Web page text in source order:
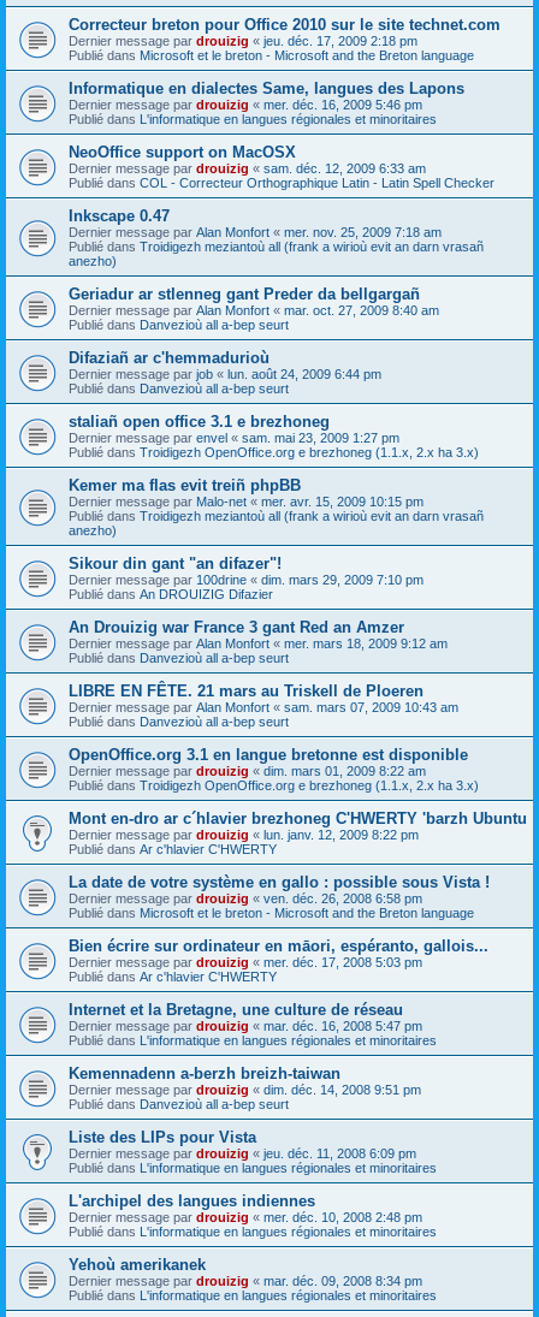
Correcteur breton pour Office 2010 sur le site technet.com
Dernier message par drouizig « jeu. déc. 17, 2009 2:18 pm
Publié dans Microsoft et le breton - Microsoft and the Breton language
Informatique en dialectes Same, langues des Lapons
Dernier message par drouizig « mer. déc. 16, 2009 5:46 pm
Publié dans L'informatique en langues régionales et minoritaires
NeoOffice support on MacOSX
Dernier message par drouizig « sam. déc. 12, 2009 6:33 am
Publié dans COL - Correcteur Orthographique Latin - Latin Spell Checker
Inkscape 0.47
Dernier message par Alan Monfort « mer. nov. 25, 2009 7:18 am
Publié dans Troidigezh meziantoù all (frank a wirioù evit an darn vrasañ
anezho)
Geriadur ar stlenneg gant Preder da bellgargañ
Dernier message par Alan Monfort « mar. oct. 27, 2009 8:40 am
Publié dans Danvezioù all a-bep seurt
Difaziañ ar c'hemmadurioù
Dernier message par job « lun. août 24, 2009 6:44 pm
Publié dans Danvezioù all a-bep seurt
staliañ open office 3.1 e brezhoneg
Dernier message par envel « sam. mai 23, 2009 1:27 pm
Publié dans Troidigezh OpenOffice.org e brezhoneg (1.1.x, 2.x ha 3.x)
Kemer ma flas evit treiñ phpBB
Dernier message par Malo-net « mer. avr. 15, 2009 10:15 pm
Publié dans Troidigezh meziantoù all (frank a wirioù evit an darn vrasañ
anezho)
Sikour din gant "an difazer"!
Dernier message par 100drine « dim. mars 29, 2009 7:10 pm
Publié dans An DROUIZIG Difazier
An Drouizig war France 3 gant Red an Amzer
Dernier message par Alan Monfort « mer. mars 18, 2009 9:12 am
Publié dans Danvezioù all a-bep seurt
LIBRE EN FÊTE. 21 mars au Triskell de Ploeren
Dernier message par Alan Monfort « sam. mars 07, 2009 10:43 am
Publié dans Danvezioù all a-bep seurt
OpenOffice.org 3.1 en langue bretonne est disponible
Dernier message par drouizig « dim. mars 01, 2009 8:22 am
Publié dans Troidigezh OpenOffice.org e brezhoneg (1.1.x, 2.x ha 3.x)
Mont en-dro ar c´hlavier brezhoneg C'HWERTY 'barzh Ubuntu
Dernier message par drouizig « lun. janv. 12, 2009 8:22 pm
Publié dans Ar c'hlavier C'HWERTY
La date de votre système en gallo : possible sous Vista !
Dernier message par drouizig « ven. déc. 26, 2008 6:58 pm
Publié dans Microsoft et le breton - Microsoft and the Breton language
Bien écrire sur ordinateur en māori, espéranto, gallois...
Dernier message par drouizig « mer. déc. 17, 2008 5:03 pm
Publié dans Ar c'hlavier C'HWERTY
Internet et la Bretagne, une culture de réseau
Dernier message par drouizig « mar. déc. 16, 2008 5:47 pm
Publié dans L'informatique en langues régionales et minoritaires
Kemennadenn a-berzh breizh-taiwan
Dernier message par drouizig « dim. déc. 14, 2008 9:51 pm
Publié dans Danvezioù all a-bep seurt
Liste des LIPs pour Vista
Dernier message par drouizig « jeu. déc. 11, 2008 6:09 pm
Publié dans L'informatique en langues régionales et minoritaires
L'archipel des langues indiennes
Dernier message par drouizig « mer. déc. 10, 2008 2:48 pm
Publié dans L'informatique en langues régionales et minoritaires
Yehoù amerikanek
Dernier message par drouizig « mar. déc. 09, 2008 8:34 pm
Publié dans L'informatique en langues régionales et minoritaires